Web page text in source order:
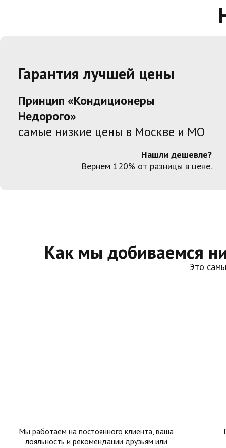
Гарантия лучшей цены
Принцип «Кондиционеры
Недорого»
самые низкие цены в Москве и МО
Нашли дешевле?
Вернем 120% от разницы в цене.
Как мы добиваемся
Это
Мы работаем на постоянного клиента, ваша
лояльность и рекомендации друзьям или